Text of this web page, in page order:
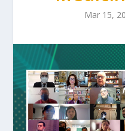
Mar 15,